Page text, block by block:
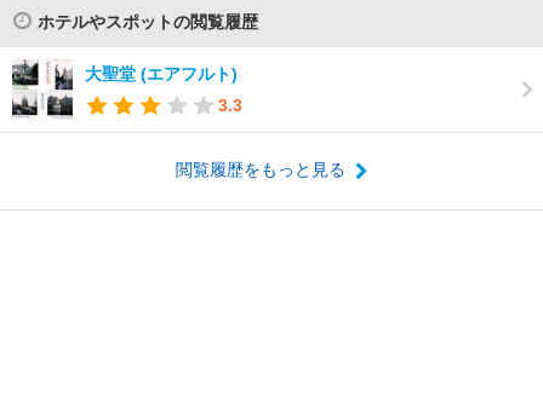
ホテルやスポットの閲覧履歴
大聖堂 (エアフルト)
3.3
閲覧履歴をもっと見る